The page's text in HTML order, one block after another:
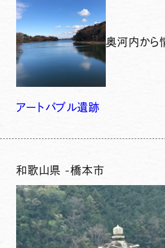
奥河内から
アートバブル遺跡
和歌山県 -橋本市